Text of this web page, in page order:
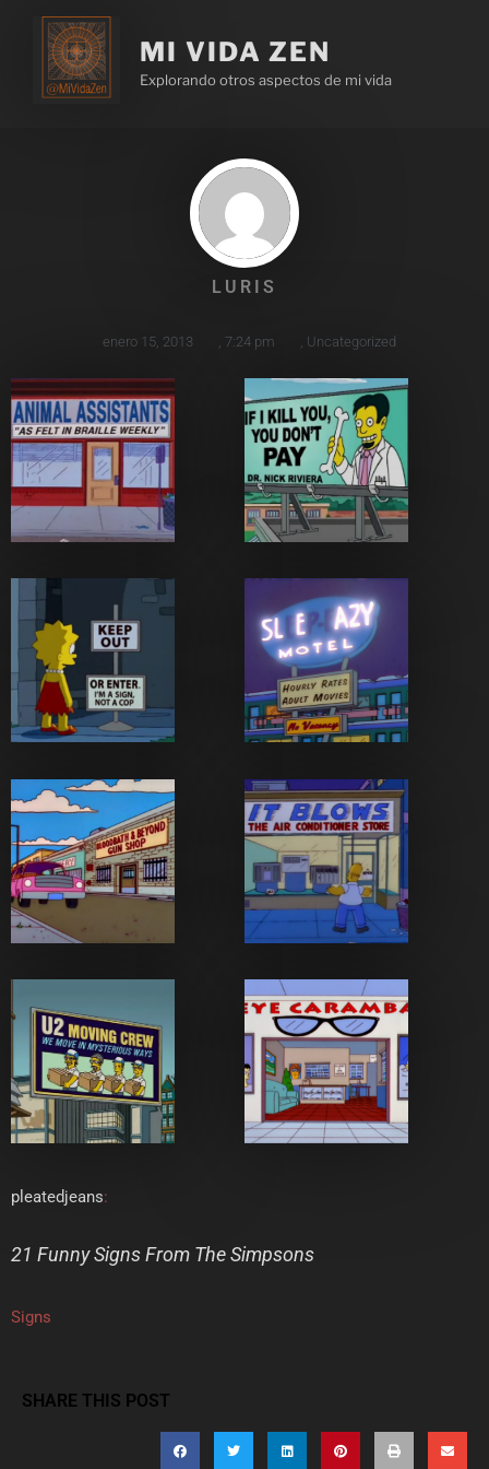
MI VIDA ZEN
Explorando otros aspectos de mi vida
LURIS
enero 15, 2013 7:24 pm Uncategorized
pleatedjeans:
21 Funny Signs From The Simpsons
Signs
SHARE THIS POST